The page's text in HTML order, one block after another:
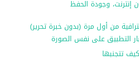
إنترنت، وجودة الحفظ
من أول مرة (بدون خبرة تحرير)
التطبيق على نفس الصورة
تتجنبها